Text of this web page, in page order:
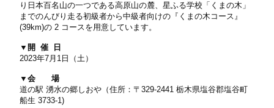
り日本百名山の一つである高原山の麓、星ふる学校「くまの木」
までのんびり走る初級者から中級者向けの『くまの木コース』
(39km)の 2 コースを用意しています。
▼開 催 日
2023年7月 1 日（土）
▼会 場
道の駅 湧水の郷しおや（住所：〒329-2441 栃木県塩谷郡塩谷町
船生 3733-1)